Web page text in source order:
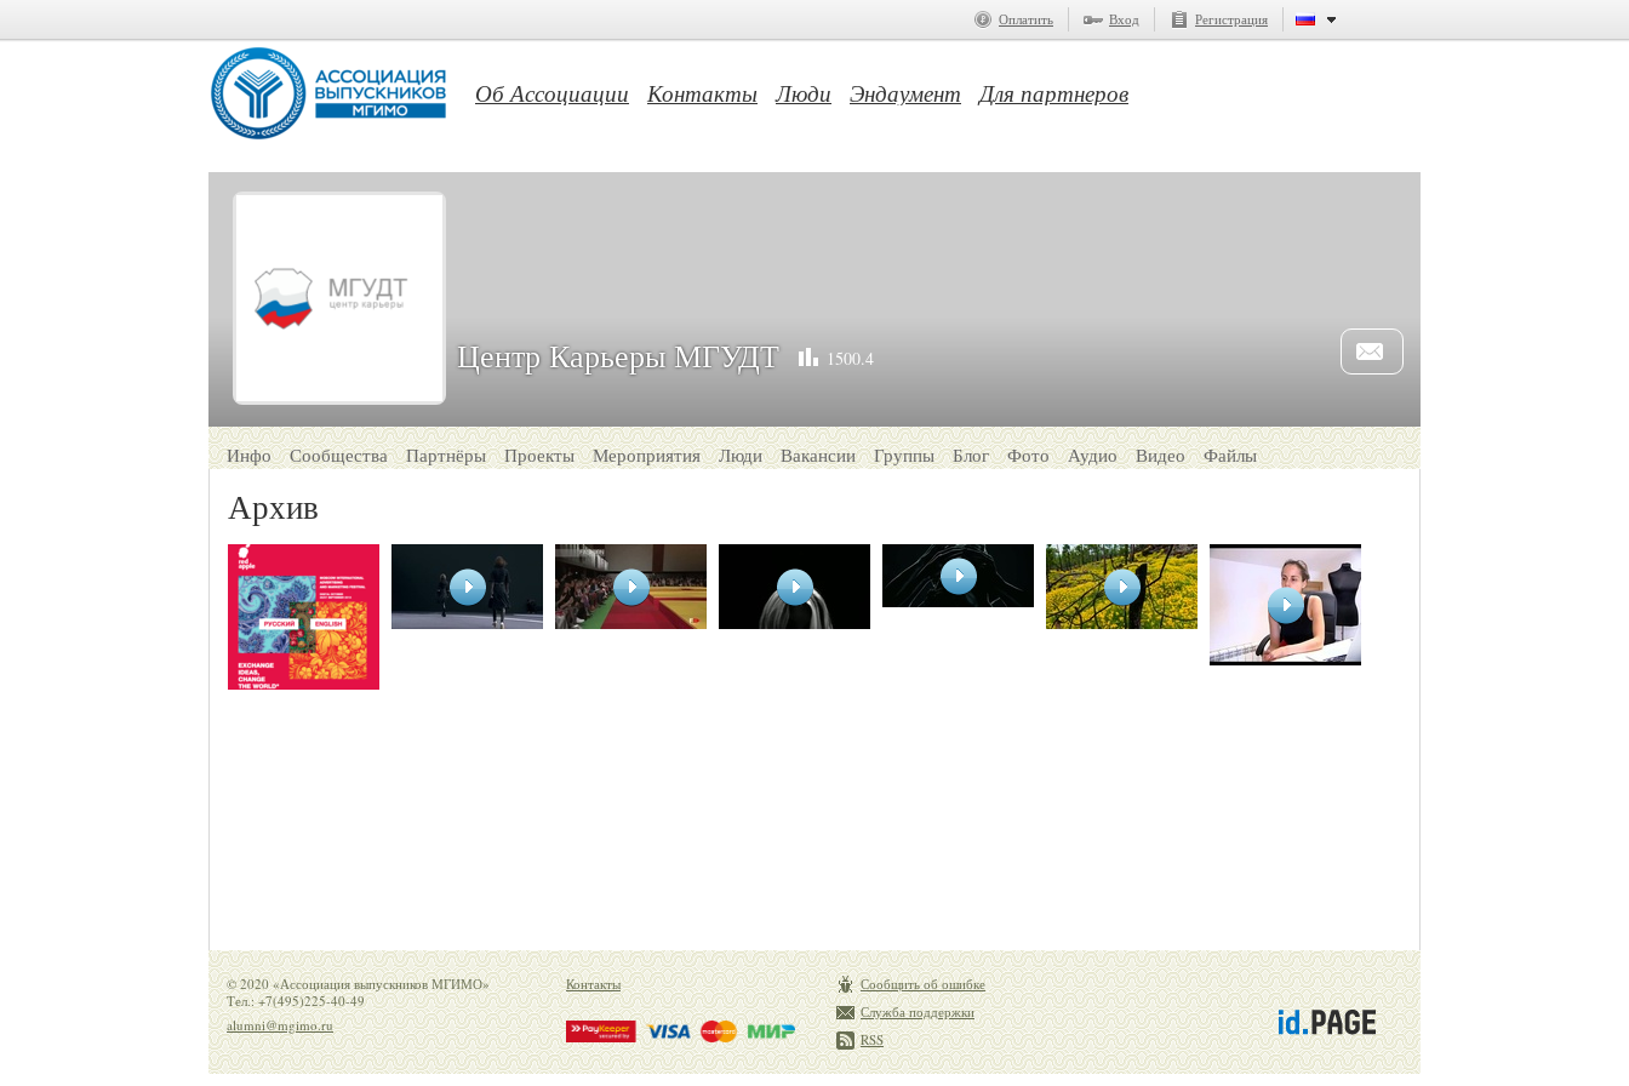
Оплатить Вход Регистрация
Об Ассоциации Контакты Люди Эндаумент Для партнеров
Центр Карьеры МГУДТ 1500.4
Инфо Сообщества Партнёры Проекты Мероприятия Люди Вакансии Группы Блог Фото Аудио Видео Файлы
Архив
© 2020 «Ассоциация выпускников МГИМО»
Тел.: +7(495)225-40-49
alumni@mgimo.ru
Контакты
Сообщить об ошибке
Служба поддержки
RSS